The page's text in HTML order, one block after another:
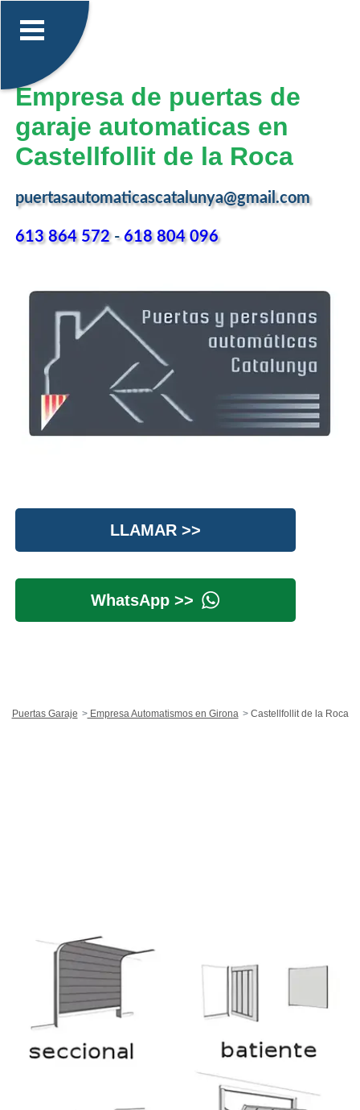
Empresa de puertas de
garaje automaticas en
Castellfollit de la Roca
puertasautomaticascatalunya@gmail.com
613 864 572-618 804 096
LLAMAR >>
WhatsApp >>
Puertas Garaje Empresa Automatismos en Girona Castellfollit de la Roca